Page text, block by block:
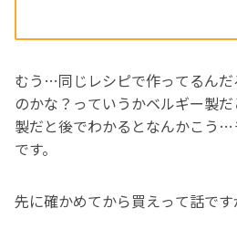
むう…同じレシピで作ってるんだ
のかな？っていうかベルギー製
製だと後でわかるとなんかこう
です。
先に確かめてから買えって話です